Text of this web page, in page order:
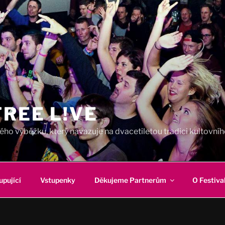
L!VE
výběžku, který navazuje na dvacetiletou tradici
Vstupenky Děkujeme Partnerům O